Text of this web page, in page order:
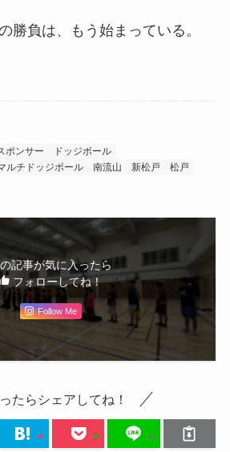
勝負は、もう始まっている。
ポンサー
ドッジボール
ルチドッジボール 南流山 新松戸
松戸
記事が気に入ったら
フォローしてね！
Follow Me
たらシェアしてね！